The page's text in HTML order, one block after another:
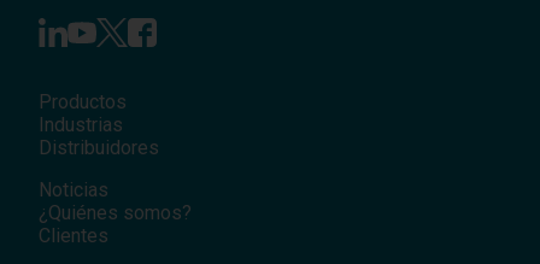
Productos
Industrias
Distribuidores
Noticias
¿Quiénes somos?
Clientes